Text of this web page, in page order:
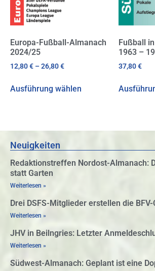
Europa-Fußball-Almanach
2024/25
12,80€ – 26,80€
Ausführung wählen
Fußball
1963 –
37,80€
Neuigkeiten
Redaktionstreffen Nordost-Almanach:
statt Garten
Weiterlesen »
Drei DSFS-Mitglieder erstellen die
Weiterlesen »
JHV in Beilngries: Letzter
Weiterlesen »
Südwest-Almanach: Geplant ist eine